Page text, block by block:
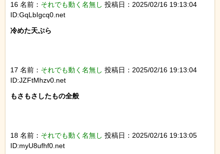
16 名前： それでも動く名無し 投稿日：2025/02/16 19:13:04
ID:GqLbIgcq0.net
冷めた天ぷら
17 名前： それでも動く名無し 投稿日：2025/02/16 19:13:04
ID:JZFtMhzv0.net
もさもさしたもの全般
18 名前： それでも動く名無し 投稿日：2025/02/16 19:13:05
ID:myU8ufhf0.net